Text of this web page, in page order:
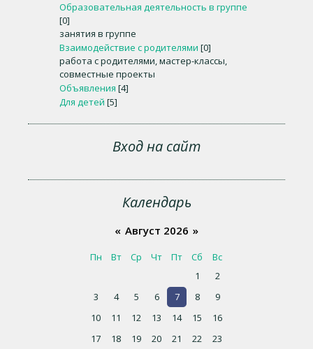
Образовательная деятельность в группе
[0]
занятия в группе
Взаимодействие с родителями [0]
работа с родителями, мастер-классы,
совместные проекты
Объявления [4]
Для детей [5]
Вход на сайт
Календарь
« Август 2026 »
Пн Вт Ср Чт Пт Сб
Вс
1
2
3
4 5 6 7 8
9
10
11 12 13 14 15
16
17
18 19 20 21 22
23